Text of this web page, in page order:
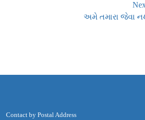
અમે તમારા જેવા
Contact by Postal Address